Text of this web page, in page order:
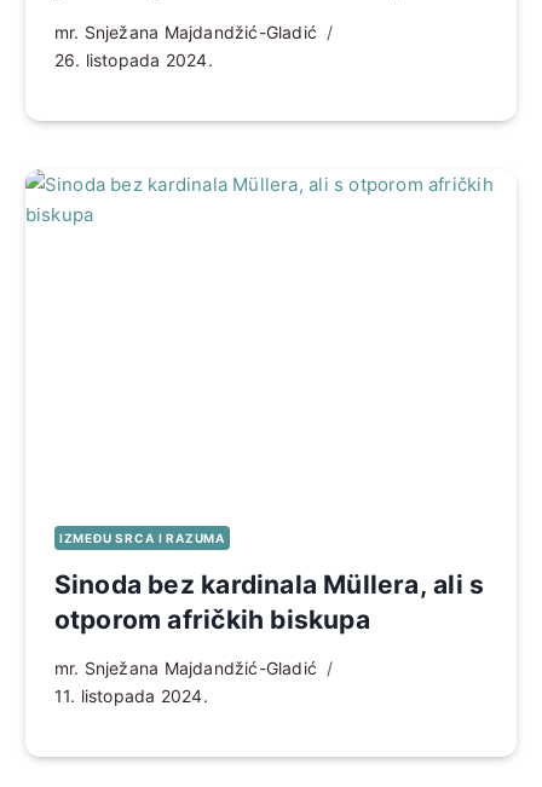
mr. Snježana Majdandžić-Gladić
26. listopada 2024.
IZMEĐU SRCA I RAZUMA
Sinoda bez kardinala Müllera, ali s
otporom afričkih biskupa
mr. Snježana Majdandžić-Gladić
11. listopada 2024.